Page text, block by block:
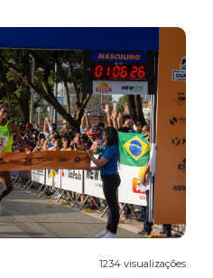
1234 visualizações